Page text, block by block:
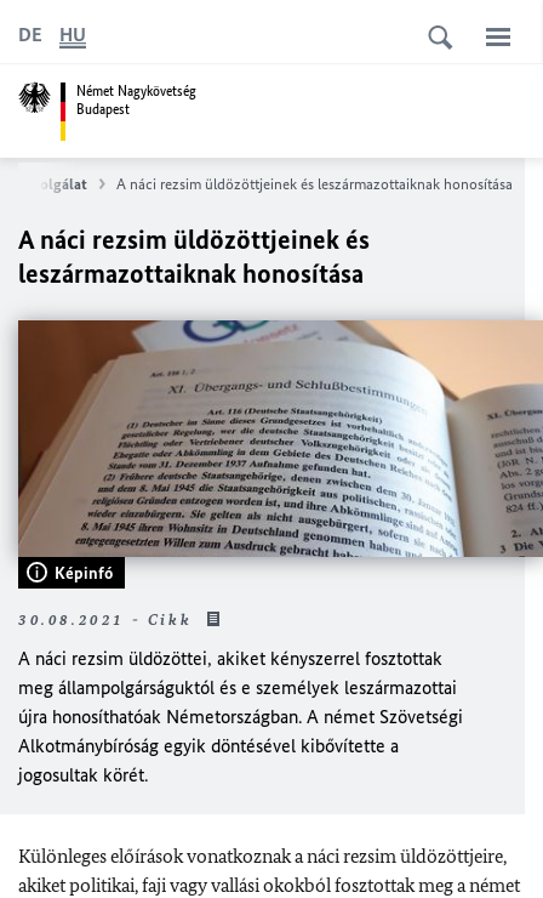
Német Nagykövetség
Budapest
DE HU
szolgálat A náci rezsim üldözöttjeinek és leszármazottaiknak honosítása
A náci rezsim üldözöttjeinek és
leszármazottaiknak honosítása
Képinfó
30.08.2021 - Cikk
A náci rezsim üldözöttei, akiket kényszerrel fosztottak
meg állampolgárságuktól és e személyek leszármazottai
újra honosíthatóak Németországban. A német Szövetségi
Alkotmánybíróság egyik döntésével kibővítette a
jogosultak körét.
Különleges előírások vonatkoznak a náci rezsim üldözöttjeire,
akiket politikai, faji vagy vallási okokból fosztottak meg a német